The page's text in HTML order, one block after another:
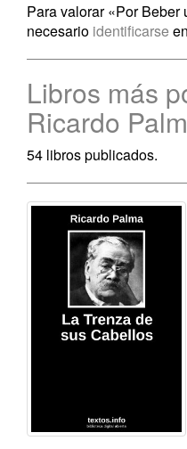
Para valorar «Por Beber
necesario identificarse
Libros más
Ricardo
54 libros publicados.